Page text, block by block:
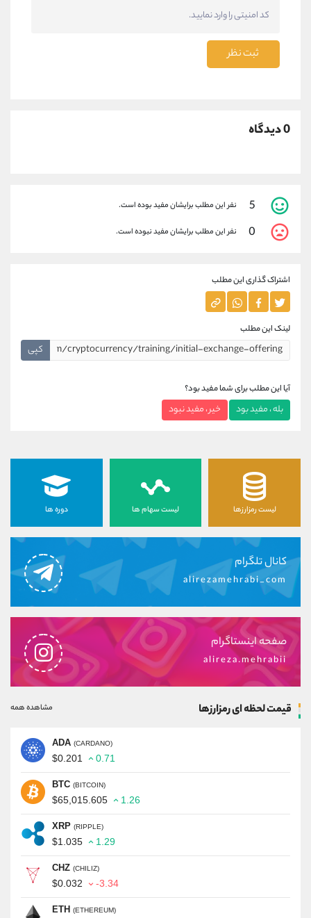
ثبت نظر
0 دیدگاه
5 نفر این مطلب برایشان مفید بوده است.
0 نفر این مطلب برایشان مفید نبوده است.
اشتراک گذاری این مطلب
لینک این مطلب
کپی
آیا این مطلب برای شما مفید بود؟
بله ، مفید بود خیر ، مفید نبود
لیست رمزارزها لیست سهام ها دوره ها
کانال تلگرام
alirezamehrabi_com
صفحه اینستاگرام
alireza.mehrabii
قیمت لحظه ای رمزارزها مشاهده همه
ADA (CARDANO)
$0.201 0.71
BTC (BITCOIN)
$65,015.605 1.26
XRP (RIPPLE)
$1.035 1.29
CHZ (CHILIZ)
$0.032 -3.34
ETH (ETHEREUM)